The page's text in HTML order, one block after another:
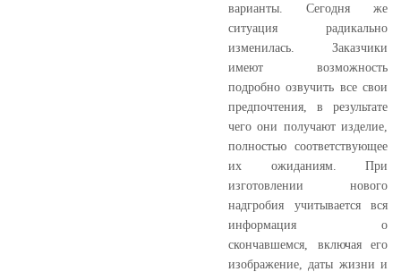
варианты. Сегодня же
ситуация радикально
изменилась. Заказчики
имеют возможность
подробно озвучить все свои
предпочтения, в результате
чего они получают изделие,
полностью соответствующее
их ожиданиям. При
изготовлении нового
надгробия учитывается вся
информация о
скончавшемся, включая его
изображение, даты жизни и